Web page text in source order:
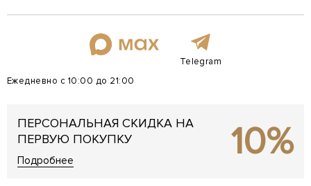
Telegram
Ежедневно с 10:00 до 21:00
ПЕРСОНАЛЬНАЯ СКИДКА НА
ПЕРВУЮ ПОКУПКУ
Подробнее 10%